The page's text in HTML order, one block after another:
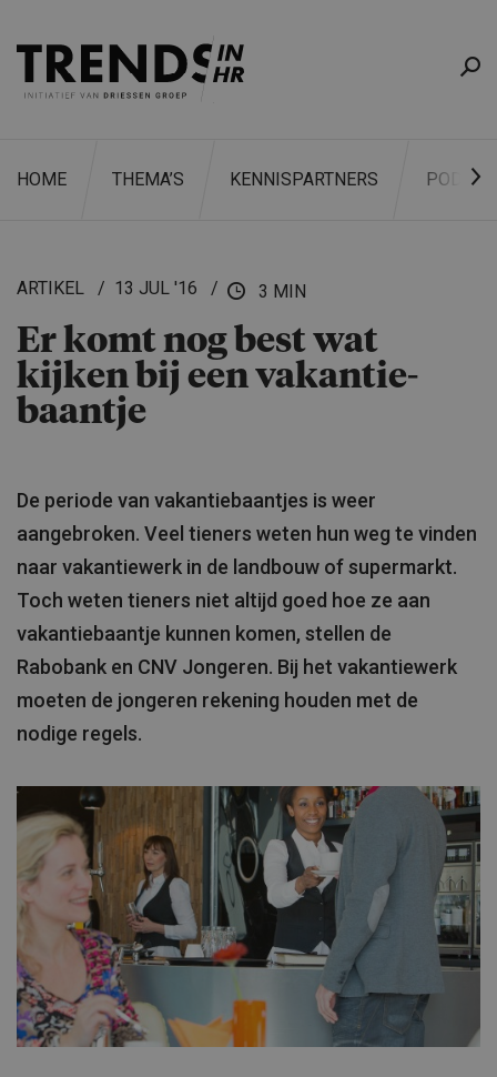
HOME THEMA’S KENNISPARTNERS
ZOEKEN
ARTIKEL 13 JUL '16 3 MIN
Er komt nog best wat
kijken bij een vakantie­
baantje
De periode van vakantiebaantjes is weer
aangebroken. Veel tieners weten hun weg te vinden
naar vakantiewerk in de landbouw of supermarkt.
Toch weten tieners niet altijd goed hoe ze aan
vakantiebaantje kunnen komen, stellen de
Rabobank en CNV Jongeren. Bij het vakantiewerk
moeten de jongeren rekening houden met de
nodige regels.